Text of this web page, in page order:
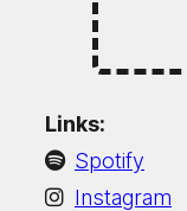
Links:
Spotify
Instagram